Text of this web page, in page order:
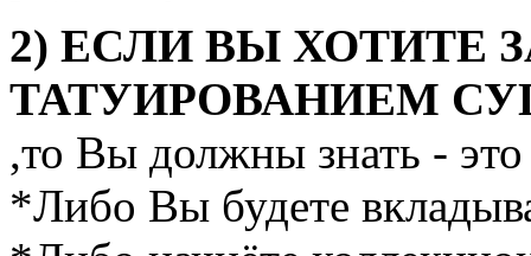
2) ЕСЛИ ВЫ ХОТИТЕ
ТАТУИРОВАНИЕМ
,то Вы должны знать -
*Либо Вы будете